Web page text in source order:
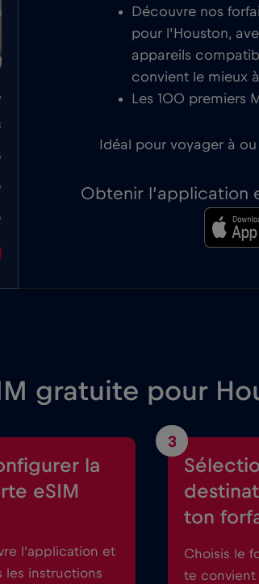
Découvre nos
pour l’Houston,
appareils
convient le mieux
Les 100 premiers
Idéal pour voyager à
Obtenir l’application
gratuite pour
la
eSIM
l’application et
les instructions
3
ton
Choisis le
te convient